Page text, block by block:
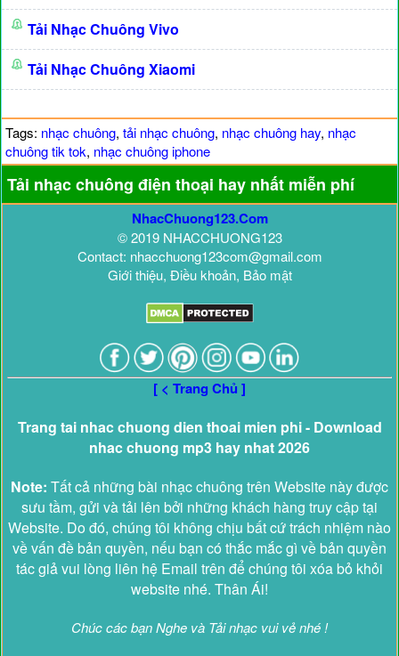
Tải Nhạc Chuông Vivo
Tải Nhạc Chuông Xiaomi
Tags: nhạc chuông, tải nhạc chuông, nhạc chuông hay, nhạc
chuông tik tok, nhạc chuông iphone
Tải nhạc chuông điện thoại hay nhất miễn phí
NhacChuong123.Com
© 2019 NHACCHUONG123
Contact: nhacchuong123com@gmail.com
Giới thiệu, Điều khoản, Bảo mật
[ < Trang Chủ ]
Trang tai nhac chuong dien thoai mien phi - Download
nhac chuong mp3 hay nhat 2026
Note: Tất cả những bài nhạc chuông trên Website này được
sưu tầm, gửi và tải lên bởi những khách hàng truy cập tại
Website. Do đó, chúng tôi không chịu bất cứ trách nhiệm nào
về vấn đề bản quyền, nếu bạn có thắc mắc gì về bản quyền
tác giả vui lòng liên hệ Email trên để chúng tôi xóa bỏ khỏi
website nhé. Thân Ái!
Chúc các bạn Nghe và Tải nhạc vui vẻ nhé !